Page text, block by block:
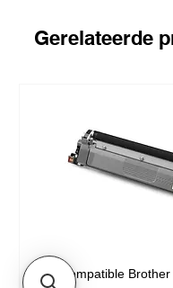
Gerelateerde
Toner compatible